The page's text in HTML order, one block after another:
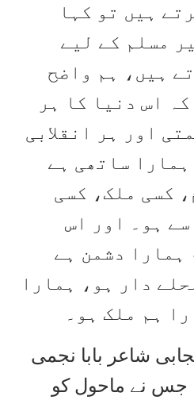
ہیں تو کہا
مسلم کے لیے
ہیں، ہم واضح
اس دنیا کا ہر
اور ہر انقلابی
ساتھی ہے
کسی ملک، کسی
سے ہو۔ اور اس
ہمارا دشمن ہے
دار ہو، ہمارا
ہم ملک ہو۔
شاعر بابا نجمی
جس نے ماحول کو